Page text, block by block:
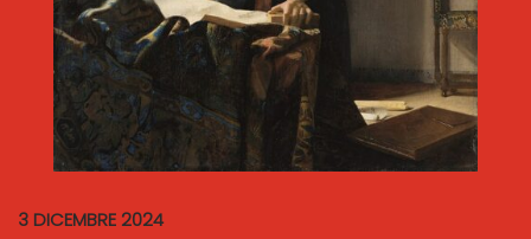
3 DICEMBRE 2024